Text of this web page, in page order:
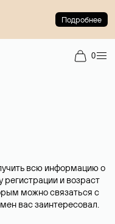
Подробнее
0
всю информацию о
и возраст
можно связаться с
вас заинтересовал.